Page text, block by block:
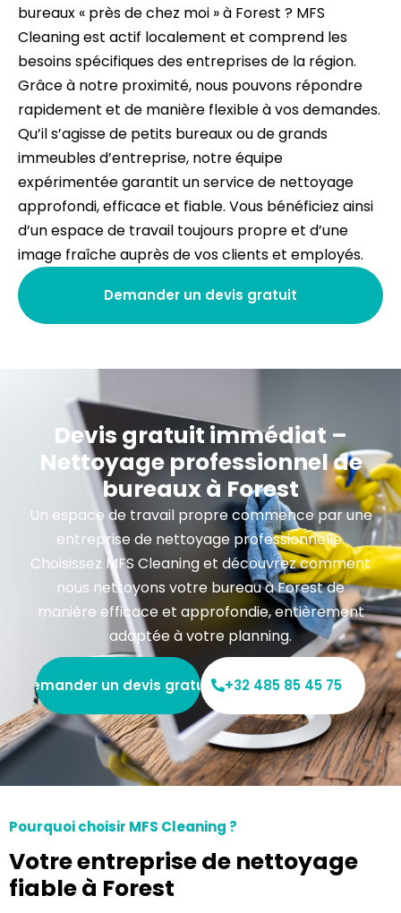
bureaux « près de chez moi » à Forest ? MFS
Cleaning est actif localement et comprend les
besoins spécifiques des entreprises de la région.
Grâce à notre proximité, nous pouvons répondre
rapidement et de manière flexible à vos demandes.
Qu’il s’agisse de petits bureaux ou de grands
immeubles d’entreprise, notre équipe
expérimentée garantit un service de nettoyage
approfondi, efficace et fiable. Vous bénéficiez ainsi
d’un espace de travail toujours propre et d’une
image fraîche auprès de vos clients et employés.
Demander un devis gratuit
Devis gratuit immédiat –
Nettoyage professionnel de
bureaux à Forest
Un espace de travail propre commence par une
entreprise de nettoyage professionnelle.
Choisissez MFS Cleaning et découvrez comment
nous nettoyons votre bureau à Forest de
manière efficace et approfondie, entièrement
adaptée à votre planning.
Demander un devis gratuit +32 485 85 45 75
Pourquoi choisir MFS Cleaning ?
Votre entreprise de nettoyage
fiable à Forest